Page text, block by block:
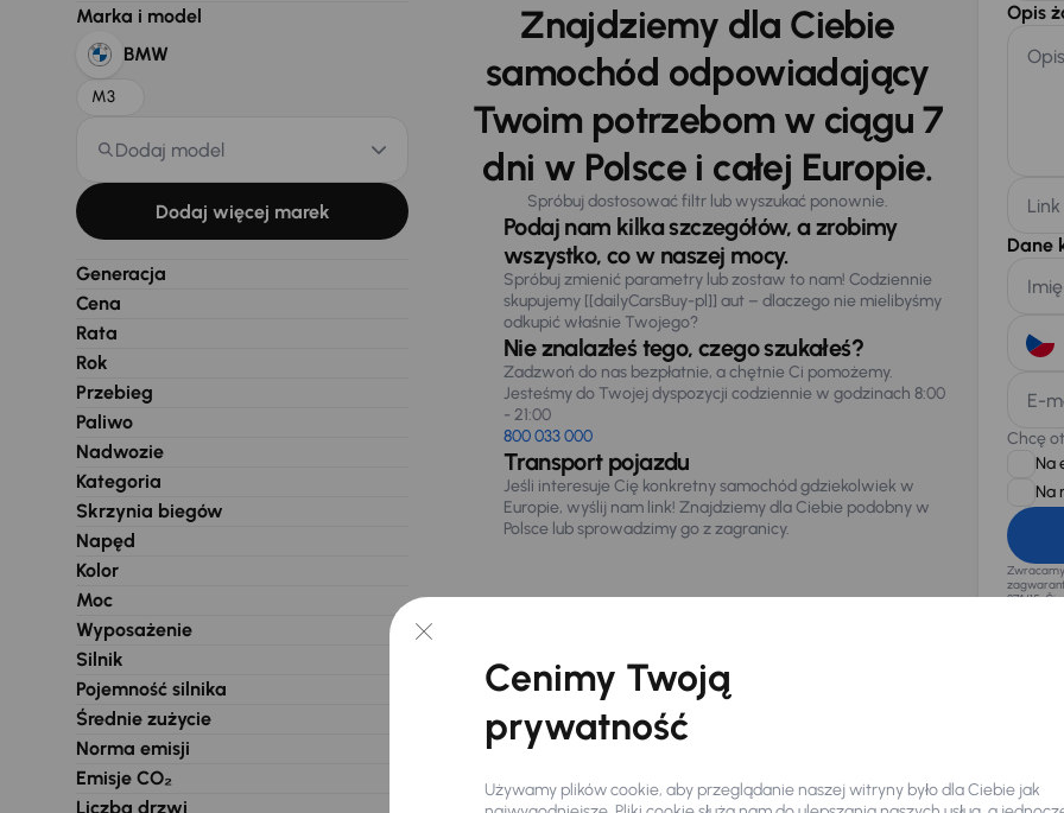
Marka i model
BMW
M3
Dodaj model
Dodaj więcej marek
Generacja
Cena
Rata
Rok
Przebieg
Paliwo
Nadwozie
Kategoria
Skrzynia biegów
Napęd
Kolor
Moc
Wyposażenie
Silnik
Pojemność silnika
Średnie zużycie
Norma emisji
Emisje CO₂
Liczba drzwi
Znajdziemy dla Ciebie
samochód odpowiadający
Twoim potrzebom w ciągu 7
dni w Polsce i całej Europie.
Spróbuj dostosować filtr lub wyszukać ponownie.
Podaj nam kilka szczegółów, a zrobimy
wszystko, co w naszej mocy.
Spróbuj zmienić parametry lub zostaw to nam! Codziennie
skupujemy [[dailyCarsBuy-pl]] aut – dlaczego nie mielibyśmy
odkupić właśnie Twojego?
Nie znalazłeś tego, czego szukałeś?
Zadzwoń do nas bezpłatnie, a chętnie Ci pomożemy.
Jesteśmy do Twojej dyspozycji codziennie w godzinach 8:00
- 21:00
800 033 000
Transport pojazdu
Jeśli interesuje Cię konkretny samochód gdziekolwiek w
Europie, wyślij nam link! Znajdziemy dla Ciebie podobny w
Polsce lub sprowadzimy go z zagranicy.
Opis
Dane
E-
Chcę
Na
Na
874/15,
Cenimy Twoją
prywatność
Używamy plików cookie, aby przeglądanie naszej witryny było dla Ciebie jak